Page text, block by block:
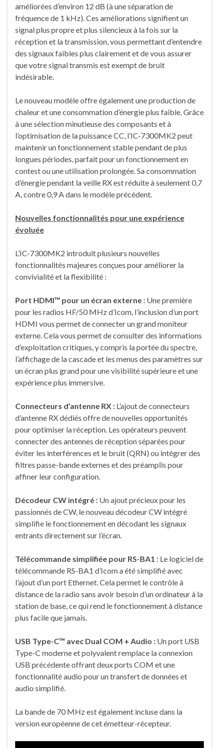
améliorées d’environ 12 dB (à une séparation de
fréquence de 1 kHz). Ces améliorations signifient un
signal plus propre et plus silencieux à la fois sur la
réception et la transmission, vous permettant d’entendre
des signaux faibles plus clairement et de vous assurer
que votre signal transmis est exempt de bruit
indésirable.
Le nouveau modèle offre également une production de
chaleur et une consommation d’énergie plus faible. Grâce
à une sélection minutieuse des composants et à
l’optimisation de la puissance CC, l’IC-7300MK2 peut
maintenir un fonctionnement stable pendant de plus
longues périodes, parfait pour un fonctionnement en
contest ou une utilisation prolongée. Sa consommation
d’énergie pendant la veille RX est réduite à seulement 0,7
A, contre 0,9 A dans le modèle précédent.
Nouvelles fonctionnalités pour une expérience
évoluée
L’IC-7300MK2 introduit plusieurs nouvelles
fonctionnalités majeures conçues pour améliorer la
convivialité et la flexibilité :
Port HDMI™ pour un écran externe : Une première
pour les radios HF/50 MHz d’Icom, l’inclusion d’un port
HDMI vous permet de connecter un grand moniteur
externe. Cela vous permet de consulter des informations
d’exploitation critiques, y compris la portée du spectre,
l’affichage de la cascade et les menus des paramètres sur
un écran plus grand pour une visibilité supérieure et une
expérience plus immersive.
Connecteurs d’antenne RX : L’ajout de connecteurs
d’antenne RX dédiés offre de nouvelles opportunités
pour optimiser la réception. Les opérateurs peuvent
connecter des antennes de réception séparées pour
éviter les interférences et le bruit (QRN) ou intégrer des
filtres passe-bande externes et des préamplis pour
affiner leur configuration.
Décodeur CW intégré : Un ajout précieux pour les
passionnés de CW, le nouveau décodeur CW intégré
simplifie le fonctionnement en décodant les signaux
entrants directement sur l’écran.
Télécommande simplifiée pour RS-BA1 : Le logiciel de
télécommande RS-BA1 d’Icom a été simplifié avec
l’ajout d’un port Ethernet. Cela permet le contrôle à
distance de la radio sans avoir besoin d’un ordinateur à la
station de base, ce qui rend le fonctionnement à distance
plus facile que jamais.
USB Type-C™ avec Dual COM + Audio : Un port USB
Type-C moderne et polyvalent remplace la connexion
USB précédente offrant deux ports COM et une
fonctionnalité audio pour un transfert de données et
audio simplifié.
La bande de 70 MHz est également incluse dans la
version européenne de cet émetteur-récepteur.